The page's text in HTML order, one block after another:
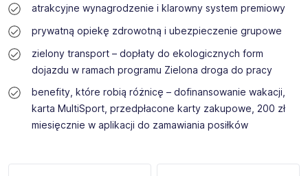
atrakcyjne wynagrodzenie i klarowny system premiowy
prywatną opiekę zdrowotną i ubezpieczenie grupowe
zielony transport – dopłaty do ekologicznych form
dojazdu w ramach programu Zielona droga do pracy
benefity, które robią różnicę – dofinansowanie wakacji,
karta MultiSport, przedpłacone karty zakupowe, 200 zł
miesięcznie w aplikacji do zamawiania posiłków